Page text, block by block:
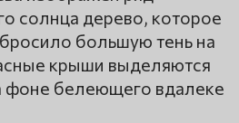
солнца дерево, которое
большую тень на
крыши выделяются
фоне белеющего вдалеке